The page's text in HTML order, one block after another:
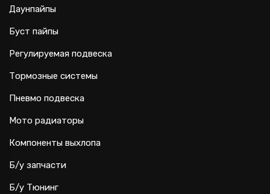
Даунпайпы
Буст пайпы
Регулируемая подвеска
Тормозные системы
Пневмо подвеска
Мото радиаторы
Компоненты выхлопа
Б/у запчасти
Б/у Тюнинг